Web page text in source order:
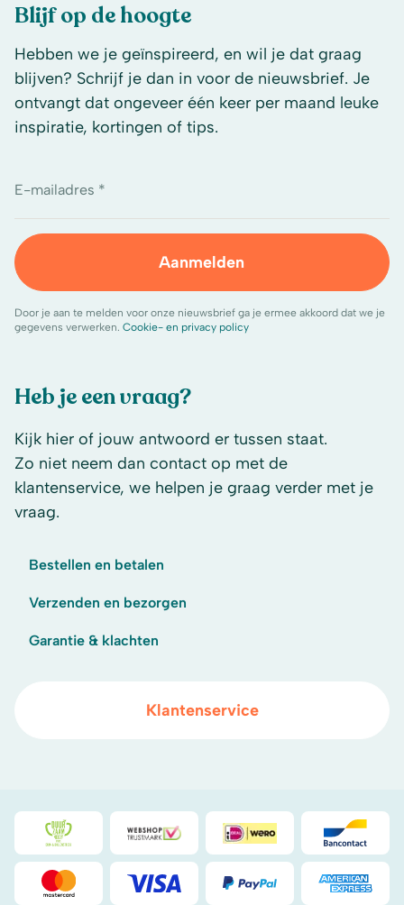
Heb je een vraag?
Kijk hier of jouw antwoord er tussen staat.
Zo niet neem dan contact op met de
klantenservice, we helpen je graag verder met je
vraag.
Bestellen en betalen
Verzenden en bezorgen
Garantie & klachten
Klantenservice
Blijf op de hoogte
Hebben we je geïnspireerd, en wil je dat graag
blijven? Schrijf je dan in voor de nieuwsbrief. Je
ontvangt dat ongeveer één keer per maand leuke
inspiratie, kortingen of tips.
E-mailadres *
Aanmelden
Door je aan te melden voor onze nieuwsbrief ga je ermee akkoord dat we je
gegevens verwerken. Cookie- en privacy policy
Duurzaamheidsprijs duin- & bollenstreek
WebwinkelKeuriDeal
Mastercard Visa PayPal